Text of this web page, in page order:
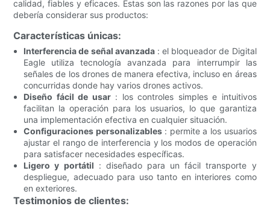
calidad, fiables y eficaces. Estas son las razones por las que
debería considerar sus productos:
Características únicas:
Interferencia de señal avanzada: el bloqueador de Digital
Eagle utiliza tecnología avanzada para interrumpir las
señales de los drones de manera efectiva, incluso en áreas
concurridas donde hay varios drones activos.
Diseño fácil de usar: los controles simples e intuitivos
facilitan la operación para los usuarios, lo que garantiza
una implementación efectiva en cualquier situación.
Configuraciones personalizables: permite a los usuarios
ajustar el rango de interferencia y los modos de operación
para satisfacer necesidades específicas.
Ligero y portátil : diseñado para un fácil transporte y
despliegue, adecuado para uso tanto en interiores como
en exteriores.
Testimonios de clientes: